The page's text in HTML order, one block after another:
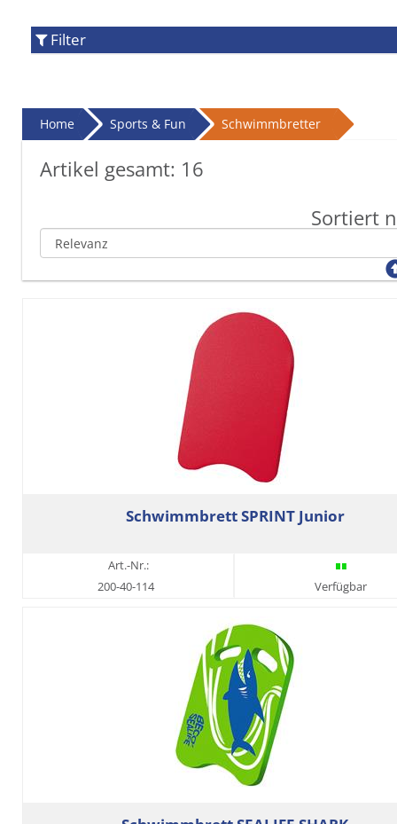
Filter
Home Sports & Fun Schwimmbretter
Artikel gesamt: 16
Sortiert
Schwimmbrett SPRINT Junior
Art.-Nr.:
200-40-114
Verfügbar